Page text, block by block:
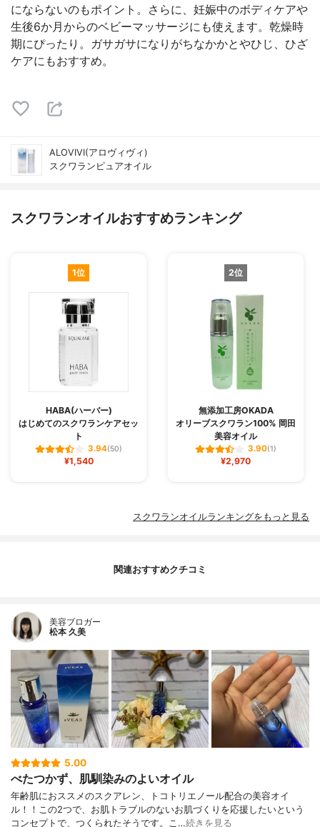
にならないのもポイント。さらに、妊娠中のボディケアや
生後6か月からのベビーマッサージにも使えます。乾燥時
期にぴったり。ガサガサになりがちなかかとやひじ、ひざ
ケアにもおすすめ。
ALOVIVI(アロヴィヴィ)
スクワランピュアオイル
スクワランオイルおすすめランキング
1位
HABA(ハーバー)
はじめてのスクワランケアセッ
ト
3.94(50)
¥1,540
2位
無添加工房OKADA
オリーブスクワラン100% 岡田
美容オイル
3.90(1)
¥2,970
スクワランオイルランキングをもっと見る
関連おすすめクチコミ
美容ブロガー
松本 久美
5.00
べたつかず、肌馴染みのよいオイル
年齢肌におススメのスクアレン、トコトリエノール配合の美容オイ
ル！！この2つで、お肌トラブルのないお肌づくりを応援したいという
コンセプトで、つくられたそうです。こ…続きを見る